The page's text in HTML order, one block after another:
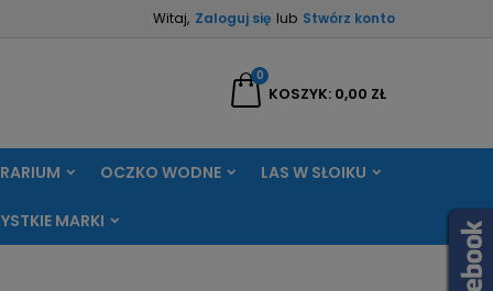
Witaj, Zaloguj się lub Stwórz konto
KOSZYK
0
0,00 ZŁ
OCZKO WODNE LAS W SŁOIKU
MARKI